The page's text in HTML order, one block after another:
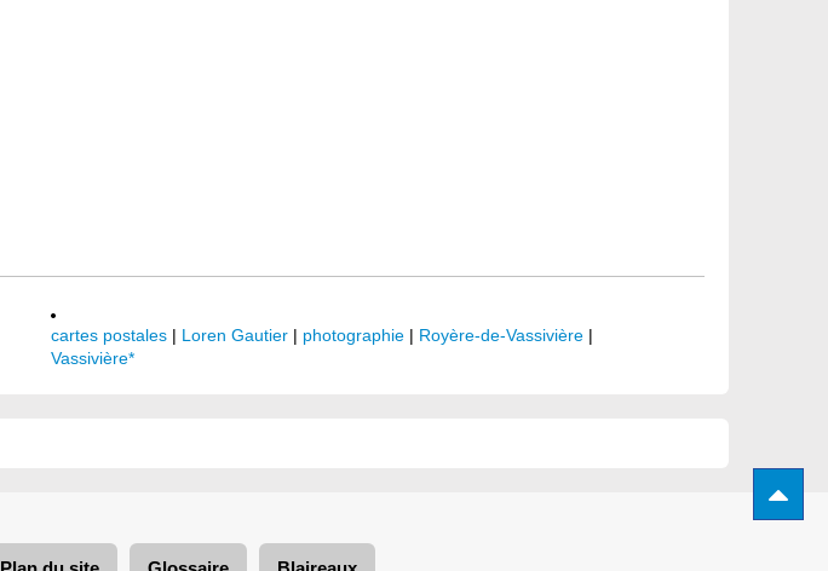
cartes postales | Loren Gautier | photographie | Royère-de-Vassivière |
Vassivière*